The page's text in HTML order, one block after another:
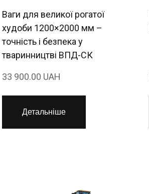
Ваги для великої рогатої
худоби 1200×2000 мм –
точність і безпека у
тваринництві ВПД-СК
33 900.00 UAH
Детальніше